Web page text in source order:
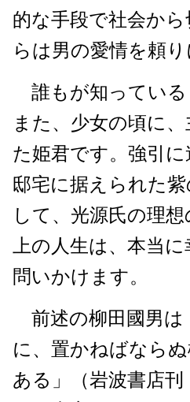
的な手段で社会か
らは男の愛情を頼
誰もが知っている
また、少女の頃に
た姫君です。強引
邸宅に据えられた
して、光源氏の理
上の人生は、本当
問いかけます。
前述の柳田國男は
に、置かねばなら
ある」（岩波書店